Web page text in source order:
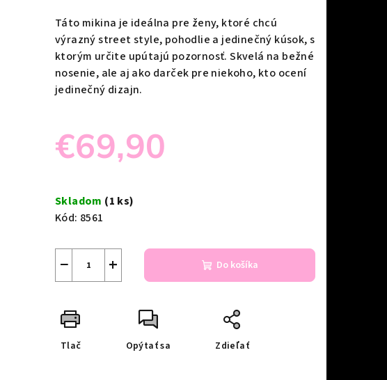
Táto mikina je ideálna pre ženy, ktoré chcú
výrazný street style, pohodlie a jedinečný kúsok, s
ktorým určite upútajú pozornosť. Skvelá na bežné
nosenie, ale aj ako darček pre niekoho, kto ocení
jedinečný dizajn.
€69,90
cena:
Skladom (1 ks)
Kód: 8561
+
− Do košíka
Tlač Opýtať sa Zdieľať